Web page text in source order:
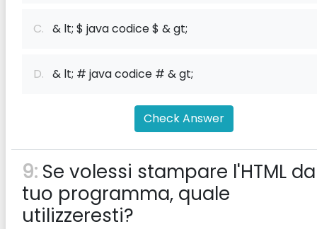
C. & lt; $ java codice $ & gt;
D. & lt; # java codice # & gt;
Check Answer
9: Se volessi stampare l'HTML
tuo programma, quale
utilizzeresti?